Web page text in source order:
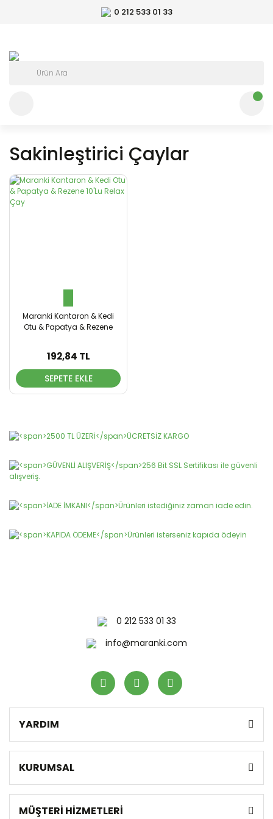
0 212 533 01 33
Sakinleştirici Çaylar
Maranki Kantaron & Kedi
Otu & Papatya & Rezene
192,84 TL
SEPETE EKLE
0 212 533 01 33
info@maranki.com
YARDIM
KURUMSAL
MÜŞTERİ HİZMETLERİ